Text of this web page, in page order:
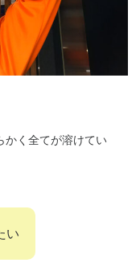
かく全てが溶けてい
い